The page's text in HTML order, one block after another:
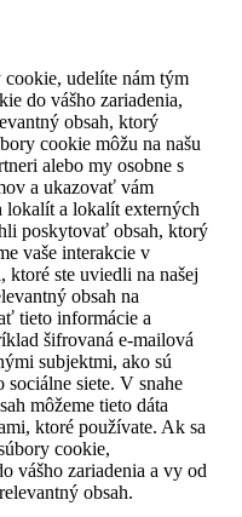
udelíte nám tým
do vášho zariadenia,
obsah, ktorý
cookie môžu na našu
alebo my osobne s
a ukazovať vám
lokalít a lokalít externých
poskytovať obsah, ktorý
vaše interakcie v
ste uviedli na našej
obsah na
tieto informácie a
šifrovaná e-mailová
subjektmi, ako sú
siete. V snahe
môžeme tieto dáta
ktoré používate. Ak sa
cookie,
vášho zariadenia a vy od
obsah.